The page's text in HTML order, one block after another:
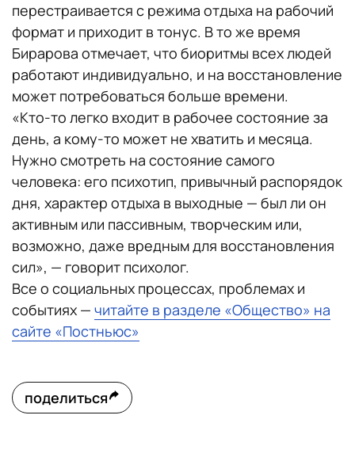
перестраивается с режима отдыха на рабочий
формат и приходит в тонус. В то же время
Бирарова отмечает, что биоритмы всех людей
работают индивидуально, и на восстановление
может потребоваться больше времени.
«Кто-то легко входит в рабочее состояние за
день, а кому-то может не хватить и месяца.
Нужно смотреть на состояние самого
человека: его психотип, привычный распорядок
дня, характер отдыха в выходные — был ли он
активным или пассивным, творческим или,
возможно, даже вредным для восстановления
сил», — говорит психолог.
Все о социальных процессах, проблемах и
событиях — читайте в разделе «Общество» на
сайте «Постньюс»
поделиться